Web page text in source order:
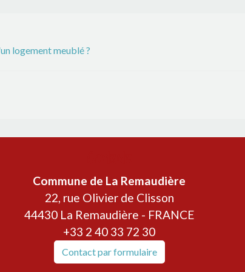
logement meublé ?
Commune de La Remaudière
22, rue Olivier de Clisson
44430 La Remaudière - FRANCE
+33 2 40 33 72 30
Contact par formulaire